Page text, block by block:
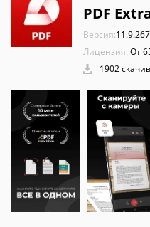
PDF
Версия:
Лицензия: От
1902